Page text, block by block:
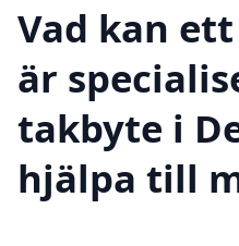
Vad kan
är
takbyte i
hjälpa till